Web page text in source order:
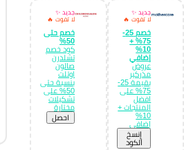
جديد ✨
لا تفوت 🔥
خصم 25-
75% +
10%
إضافي
عروض
مذركير
بقيمة 25-
75% على
افضل
المنتجات +
10%
إضافي
إِنسخ
الكود
جديد ✨
لا تفوت 🔥
خصم حتى
50%
كود خصم
تشلدرن
صالون
اوتلت
بنسبة حتى
50% على
تشكيلات
مختارة
احصل